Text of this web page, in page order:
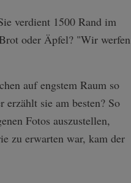
verdient 1500 Rand im
oder Äpfel? "Wir werfen
auf engstem Raum so
sie am besten? So
Fotos auszustellen,
zu erwarten war, kam der